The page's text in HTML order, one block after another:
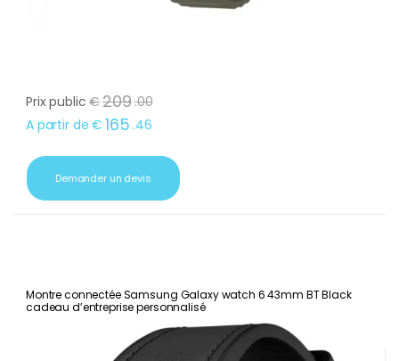
Prix public €209.00
A partir de € 165 .46
Demander un devis
Montre connectée Samsung Galaxy watch 6 43mm BT Black
cadeau d’entreprise personnalisé